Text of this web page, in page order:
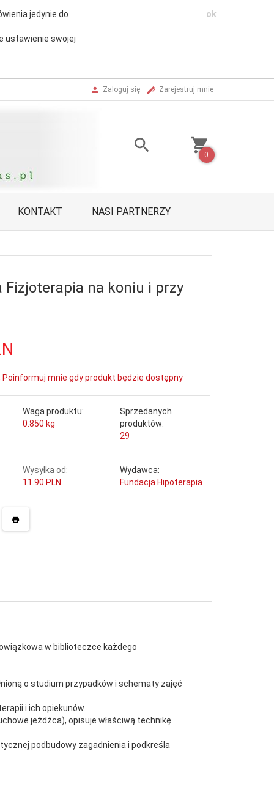
jedynie do
ustawienie swojej
ok
Zaloguj się Zarejestruj mnie
0
KONTAKT NASI PARTNERZY
Fizjoterapia na koniu i przy
Poinformuj mnie gdy produkt będzie dostępny
Waga produktu:
0.850 kg
Sprzedanych
produktów:
29
Wysyłka od:
11.90 PLN
Wydawca:
Fundacja Hipoterapia
w biblioteczce każdego
o studium przypadków i schematy zajęć
i ich opiekunów.
jeźdźca), opisuje właściwą technikę
podbudowy zagadnienia i podkreśla